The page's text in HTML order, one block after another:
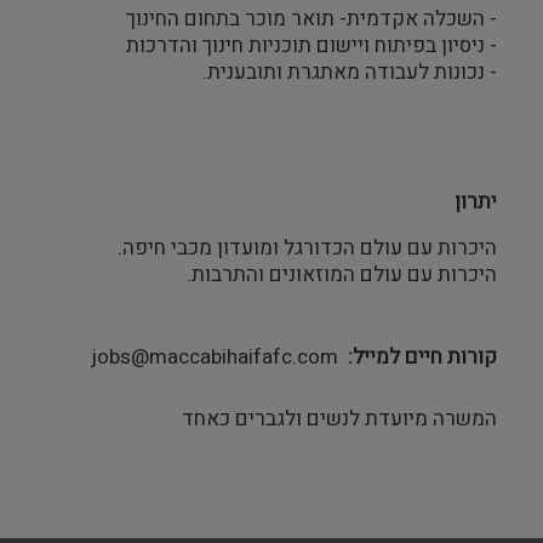
- השכלה אקדמית- תואר מוכר בתחום החינוך
- ניסיון בפיתוח ויישום תוכניות חינוך והדרכות
- נכונות לעבודה מאתגרת ותובענית.
יתרון
היכרות עם עולם הכדורגל ומועדון מכבי חיפה.
היכרות עם עולם המוזאונים והתרבות.
קורות חיים למייל jobs@maccabihaifafc.com
המשרה מיועדת לנשים ולגברים כאחד